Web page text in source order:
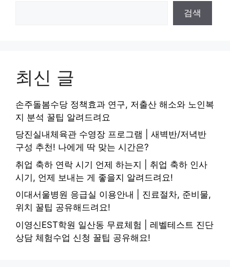
검색
최신 글
손주돌봄수당 정책효과 연구, 저출산 해소와 노인복
지 분석 꿀팁 알려드려요
당진실내체육관 수영장 프로그램 | 새벽반/저녁반
구성 추천! 나에게 딱 맞는 시간은?
취업 축하 연락 시기 언제 하는지 | 취업 축하 인사
시기, 언제 보내는 게 좋을지 알려드려요!
이대서울병원 응급실 이용안내 | 진료절차, 준비물,
위치 꿀팁 공유해드려요!
이영신EST학원 일산동 무료체험 | 레벨테스트 진단
상담 체험수업 신청 꿀팁 공유해요!